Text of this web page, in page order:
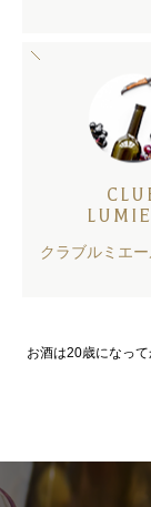
クラブルミエ
お酒は20歳になっ